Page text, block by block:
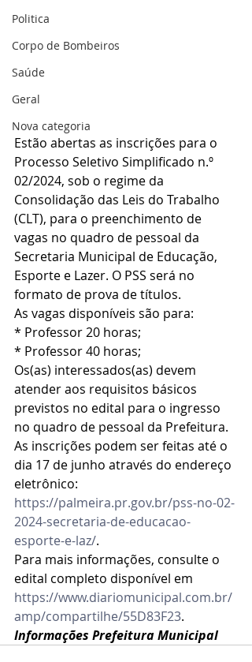
Politica
Corpo de Bombeiros
Saúde
Geral
Nova categoria
Estão abertas as inscrições para o
Processo Seletivo Simplificado n.º
02/2024, sob o regime da
Consolidação das Leis do Trabalho
(CLT), para o preenchimento de
vagas no quadro de pessoal da
Secretaria Municipal de Educação,
Esporte e Lazer. O PSS será no
formato de prova de títulos.
As vagas disponíveis são para:
* Professor 20 horas;
* Professor 40 horas;
Os(as) interessados(as) devem
atender aos requisitos básicos
previstos no edital para o ingresso
no quadro de pessoal da Prefeitura.
As inscrições podem ser feitas até o
dia 17 de junho através do endereço
eletrônico:
https://palmeira.pr.gov.br/pss-no-02-
2024-secretaria-de-educacao-
esporte-e-laz/.
Para mais informações, consulte o
edital completo disponível em
https://www.diariomunicipal.com.br/
amp/compartilhe/55D83F23.
Informações Prefeitura Municipal